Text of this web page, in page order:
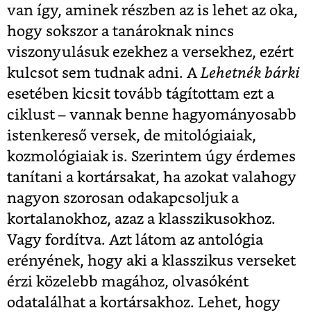
van így, aminek részben az is lehet az oka,
hogy sokszor a tanároknak nincs
viszonyulásuk ezekhez a versekhez, ezért
kulcsot sem tudnak adni. A Lehetnék bárki
esetében kicsit tovább tágítottam ezt a
ciklust – vannak benne hagyományosabb
istenkereső versek, de mitológiaiak,
kozmológiaiak is. Szerintem úgy érdemes
tanítani a kortársakat, ha azokat valahogy
nagyon szorosan odakapcsoljuk a
kortalanokhoz, azaz a klasszikusokhoz.
Vagy fordítva. Azt látom az antológia
erényének, hogy aki a klasszikus verseket
érzi közelebb magához, olvasóként
odatalálhat a kortársakhoz. Lehet, hogy